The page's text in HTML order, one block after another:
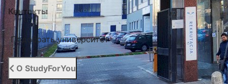
Контакты
Подобрать университет
О StudyForYou